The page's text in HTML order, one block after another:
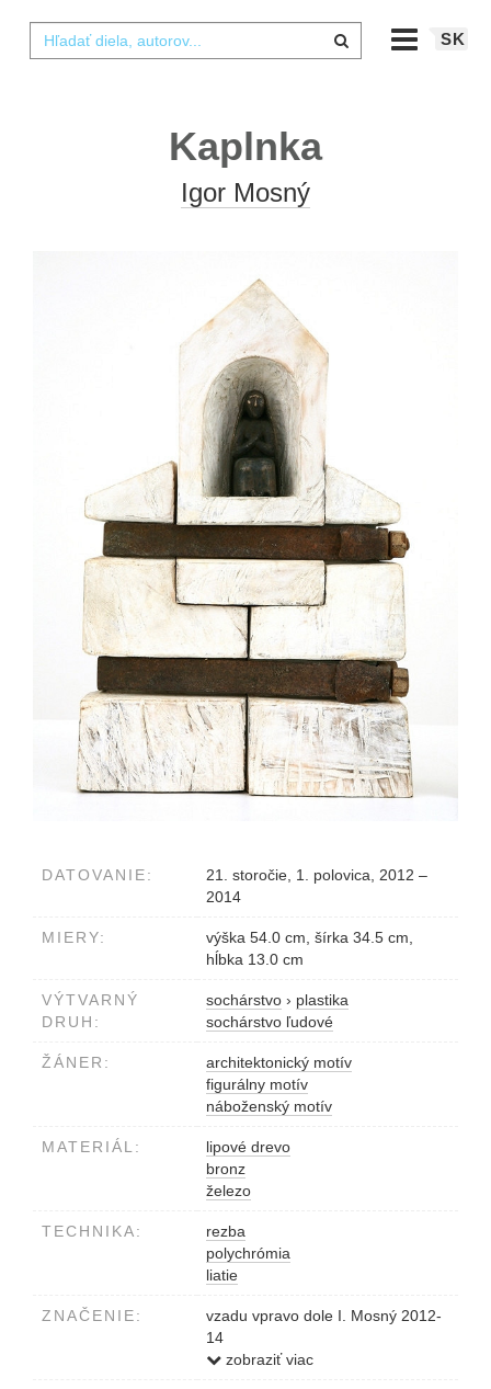
SK
Kaplnka
Igor Mosný
DATOVANIE:
21. storočie, 1. polovica, 2012 –
2014
MIERY:
výška 54.0 cm, šírka 34.5 cm,
hĺbka 13.0 cm
VÝTVARNÝ
DRUH:
sochárstvo › plastika
sochárstvo ľudové
ŽÁNER:
architektonický motív
figurálny motív
náboženský motív
MATERIÁL:
lipové drevo
bronz
železo
TECHNIKA:
rezba
polychrómia
liatie
ZNAČENIE:
vzadu vpravo dole I. Mosný 2012-
14
vrypom
zobraziť viac